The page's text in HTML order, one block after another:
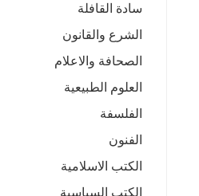
سادة القافلة
الشرع والقانون
الصحافة والاعلام
العلوم الطبيعية
الفلسفة
الفنون
الكتب الاسلامية
الكتب السياسية